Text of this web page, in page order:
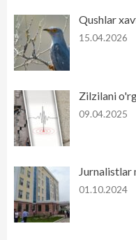
Qushlar
15.04.2026
Zilzilani
09.04.2025
Jurnalistlar
01.10.2024